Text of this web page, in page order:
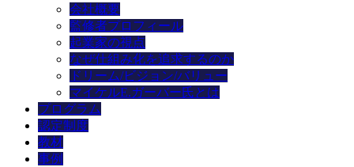
会社概要
監修者プロフィール
起業家の視点
なぜ仕組み化を追求するのか
ドリーム/ビジョン/バリュー
マイケルE.ガーバー氏とは
プログラム
認定制度
教材
事例